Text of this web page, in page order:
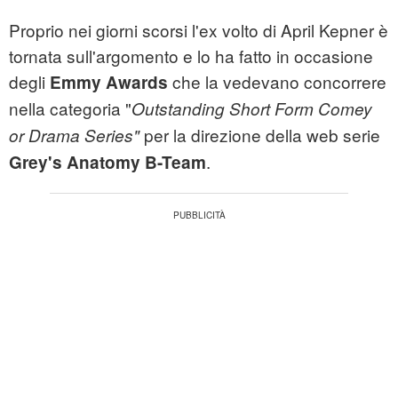
Proprio nei giorni scorsi l'ex volto di April Kepner è
tornata sull'argomento e lo ha fatto in occasione
degli Emmy Awards che la vedevano concorrere
nella categoria "Outstanding Short Form Comey
or Drama Series"per la direzione della web serie
Grey's Anatomy B-Team.